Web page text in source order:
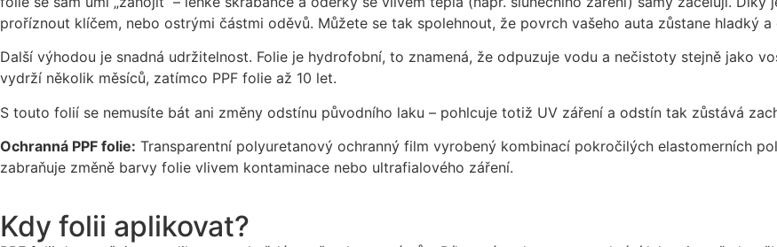
proříznout klíčem, nebo ostrými částmi oděvů. Můžete se tak spolehnout, že povrch vašeho auta zůstane hladký a
Další výhodou je snadná udržitelnost. Folie je hydrofobní, to znamená, že odpuzuje vodu a nečistoty stejně jako
vydrží několik měsíců, zatímco PPF folie až 10 let.
S touto folií se nemusíte bát ani změny odstínu původního laku – pohlcuje totiž UV záření a odstín tak zůstává
Ochranná PPF folie: Transparentní polyuretanový ochranný film vyrobený kombinací pokročilých elastomerních
zabraňuje změně barvy folie vlivem kontaminace nebo ultrafialového záření.
Kdy folii aplikovat?